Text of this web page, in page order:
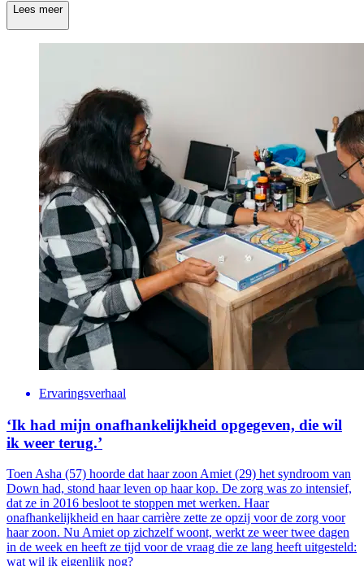
Lees meer
Ervaringsverhaal
‘Ik had mijn onafhankelijkheid opgegeven, die wil
ik weer terug.’
Toen Asha (57) hoorde dat haar zoon Amiet (29) het syndroom van
Down had, stond haar leven op haar kop. De zorg was zo intensief,
dat ze in 2016 besloot te stoppen met werken. Haar
onafhankelijkheid en haar carrière zette ze opzij voor de zorg voor
haar zoon. Nu Amiet op zichzelf woont, werkt ze weer twee dagen
in de week en heeft ze tijd voor de vraag die ze lang heeft uitgesteld:
wat wil ik eigenlijk nog?